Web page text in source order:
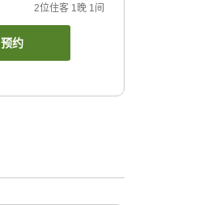
2位住客 1晚 1间
预约